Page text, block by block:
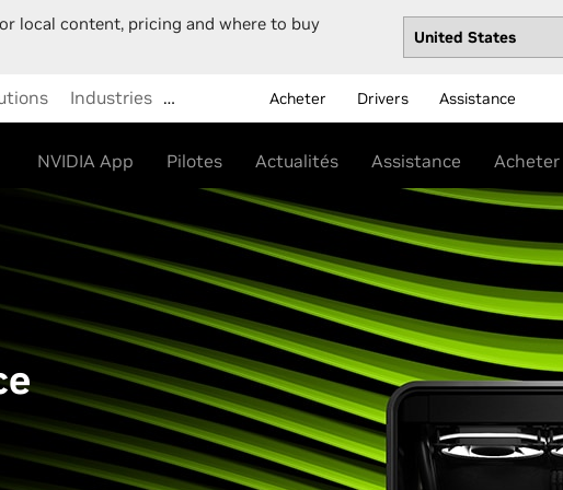
local content, pricing and where to buy
Industries … Acheter Drivers Assistance
NVIDIA App Pilotes Actualités Assistance Acheter